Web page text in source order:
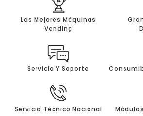
Las Mejores Máquinas
Vending
Servicio Y Soporte
Servicio Técnico Nacional